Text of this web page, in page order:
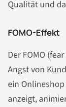
Qualität und
FOMO-Effekt
Der FOMO
Angst von
ein
anzeigt,